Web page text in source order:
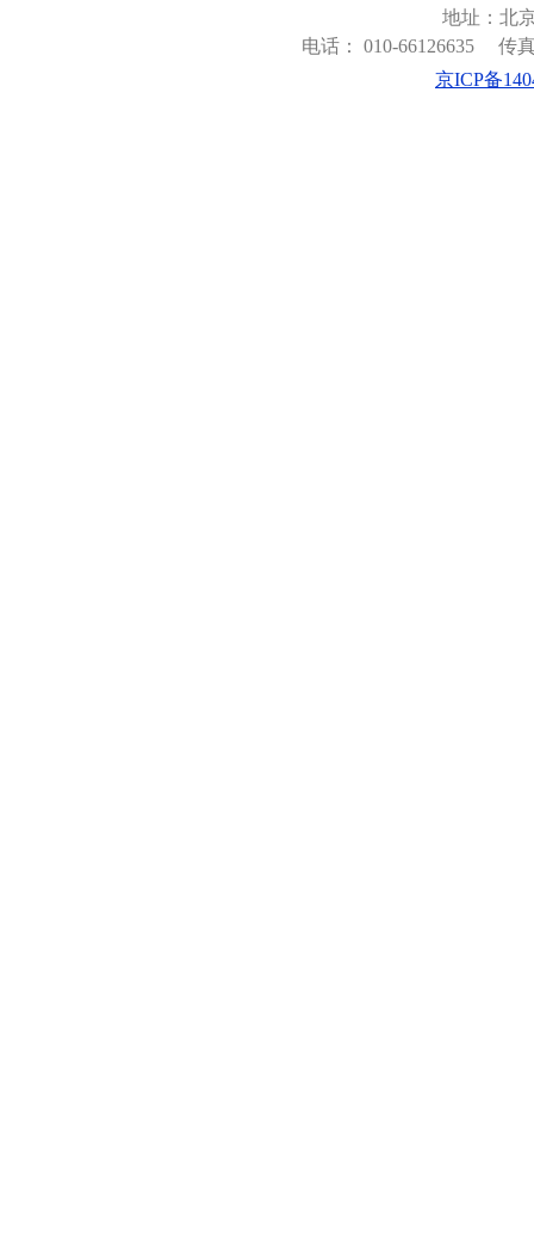
地址：北
电话： 010-66126635
传
京ICP备